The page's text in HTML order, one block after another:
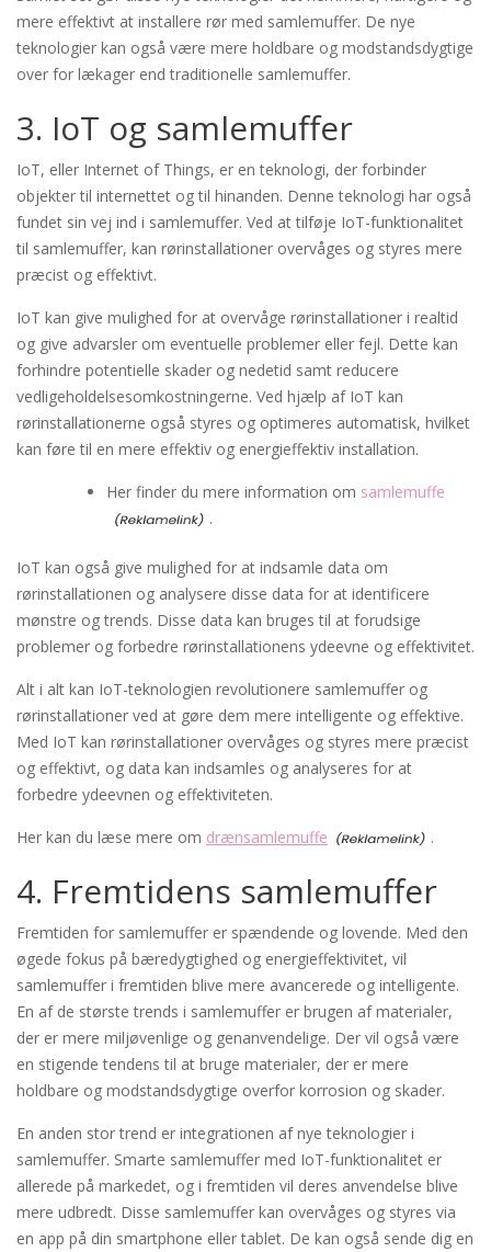
mere effektivt at installere rør med samlemuffer. De nye
teknologier kan også være mere holdbare og modstandsdygtige
over for lækager end traditionelle samlemuffer.
3. IoT og samlemuffer
IoT, eller Internet of Things, er en teknologi, der forbinder
objekter til internettet og til hinanden. Denne teknologi har også
fundet sin vej ind i samlemuffer. Ved at tilføje IoT-funktionalitet
til samlemuffer, kan rørinstallationer overvåges og styres mere
præcist og effektivt.
IoT kan give mulighed for at overvåge rørinstallationer i realtid
og give advarsler om eventuelle problemer eller fejl. Dette kan
forhindre potentielle skader og nedetid samt reducere
vedligeholdelsesomkostningerne. Ved hjælp af IoT kan
rørinstallationerne også styres og optimeres automatisk, hvilket
kan føre til en mere effektiv og energieffektiv installation.
Her finder du mere information om samlemuffe
.
IoT kan også give mulighed for at indsamle data om
rørinstallationen og analysere disse data for at identificere
mønstre og trends. Disse data kan bruges til at forudsige
problemer og forbedre rørinstallationens ydeevne og effektivitet.
Alt i alt kan IoT-teknologien revolutionere samlemuffer og
rørinstallationer ved at gøre dem mere intelligente og effektive.
Med IoT kan rørinstallationer overvåges og styres mere præcist
og effektivt, og data kan indsamles og analyseres for at
forbedre ydeevnen og effektiviteten.
Her kan du læse mere om drænsamlemuffe .
4. Fremtidens samlemuffer
Fremtiden for samlemuffer er spændende og lovende. Med den
øgede fokus på bæredygtighed og energieffektivitet, vil
samlemuffer i fremtiden blive mere avancerede og intelligente.
En af de største trends i samlemuffer er brugen af materialer,
der er mere miljøvenlige og genanvendelige. Der vil også være
en stigende tendens til at bruge materialer, der er mere
holdbare og modstandsdygtige overfor korrosion og skader.
En anden stor trend er integrationen af nye teknologier i
samlemuffer. Smarte samlemuffer med IoT-funktionalitet er
allerede på markedet, og i fremtiden vil deres anvendelse blive
mere udbredt. Disse samlemuffer kan overvåges og styres via
en app på din smartphone eller tablet. De kan også sende dig en